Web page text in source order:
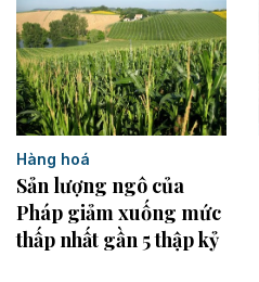
Hàng hoá
Sản lượng ngô của
Pháp giảm xuống mức
thấp nhất gần 5 thập kỷ